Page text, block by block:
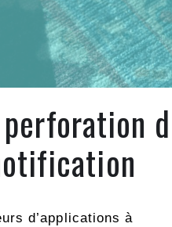
d’applications à